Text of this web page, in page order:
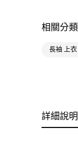
相關分類
長袖 上衣
詳細說明